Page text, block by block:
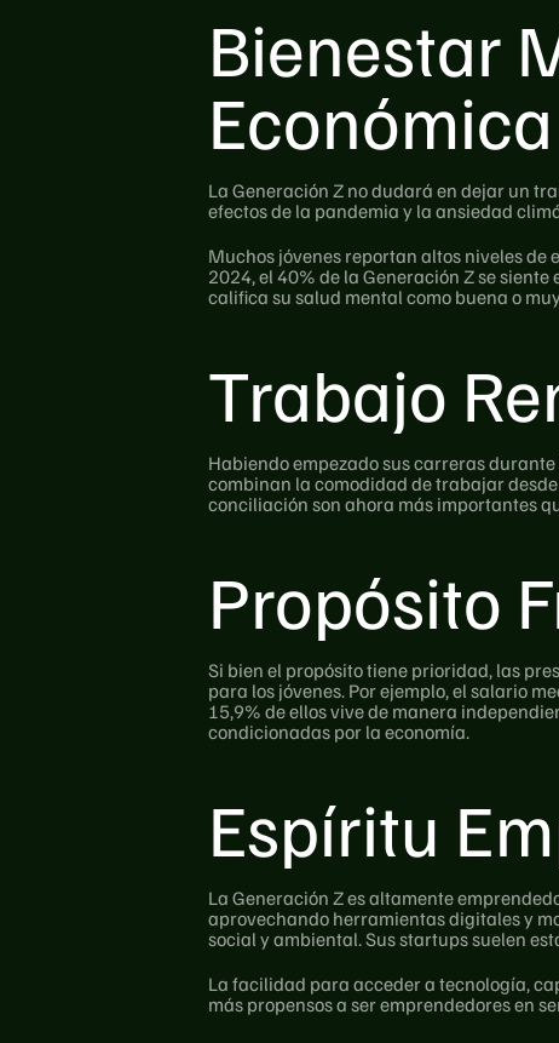
Bienestar
Económica
La Generación Z no dudará en dejar un
efectos de la pandemia y la ansiedad
Muchos jóvenes reportan altos niveles de
2024, el 40% de la Generación Z se
califica su salud mental como buena o
Trabajo
Habiendo empezado sus carreras
combinan la comodidad de trabajar
conciliación son ahora más importantes
Propósito
Si bien el propósito tiene prioridad, las
para los jóvenes. Por ejemplo, el salario
15,9% de ellos vive de manera
condicionadas por la economía.
Espíritu
La Generación Z es altamente
aprovechando herramientas digitales y
social y ambiental. Sus startups suelen
La facilidad para acceder a tecnología,
más propensos a ser emprendedores en